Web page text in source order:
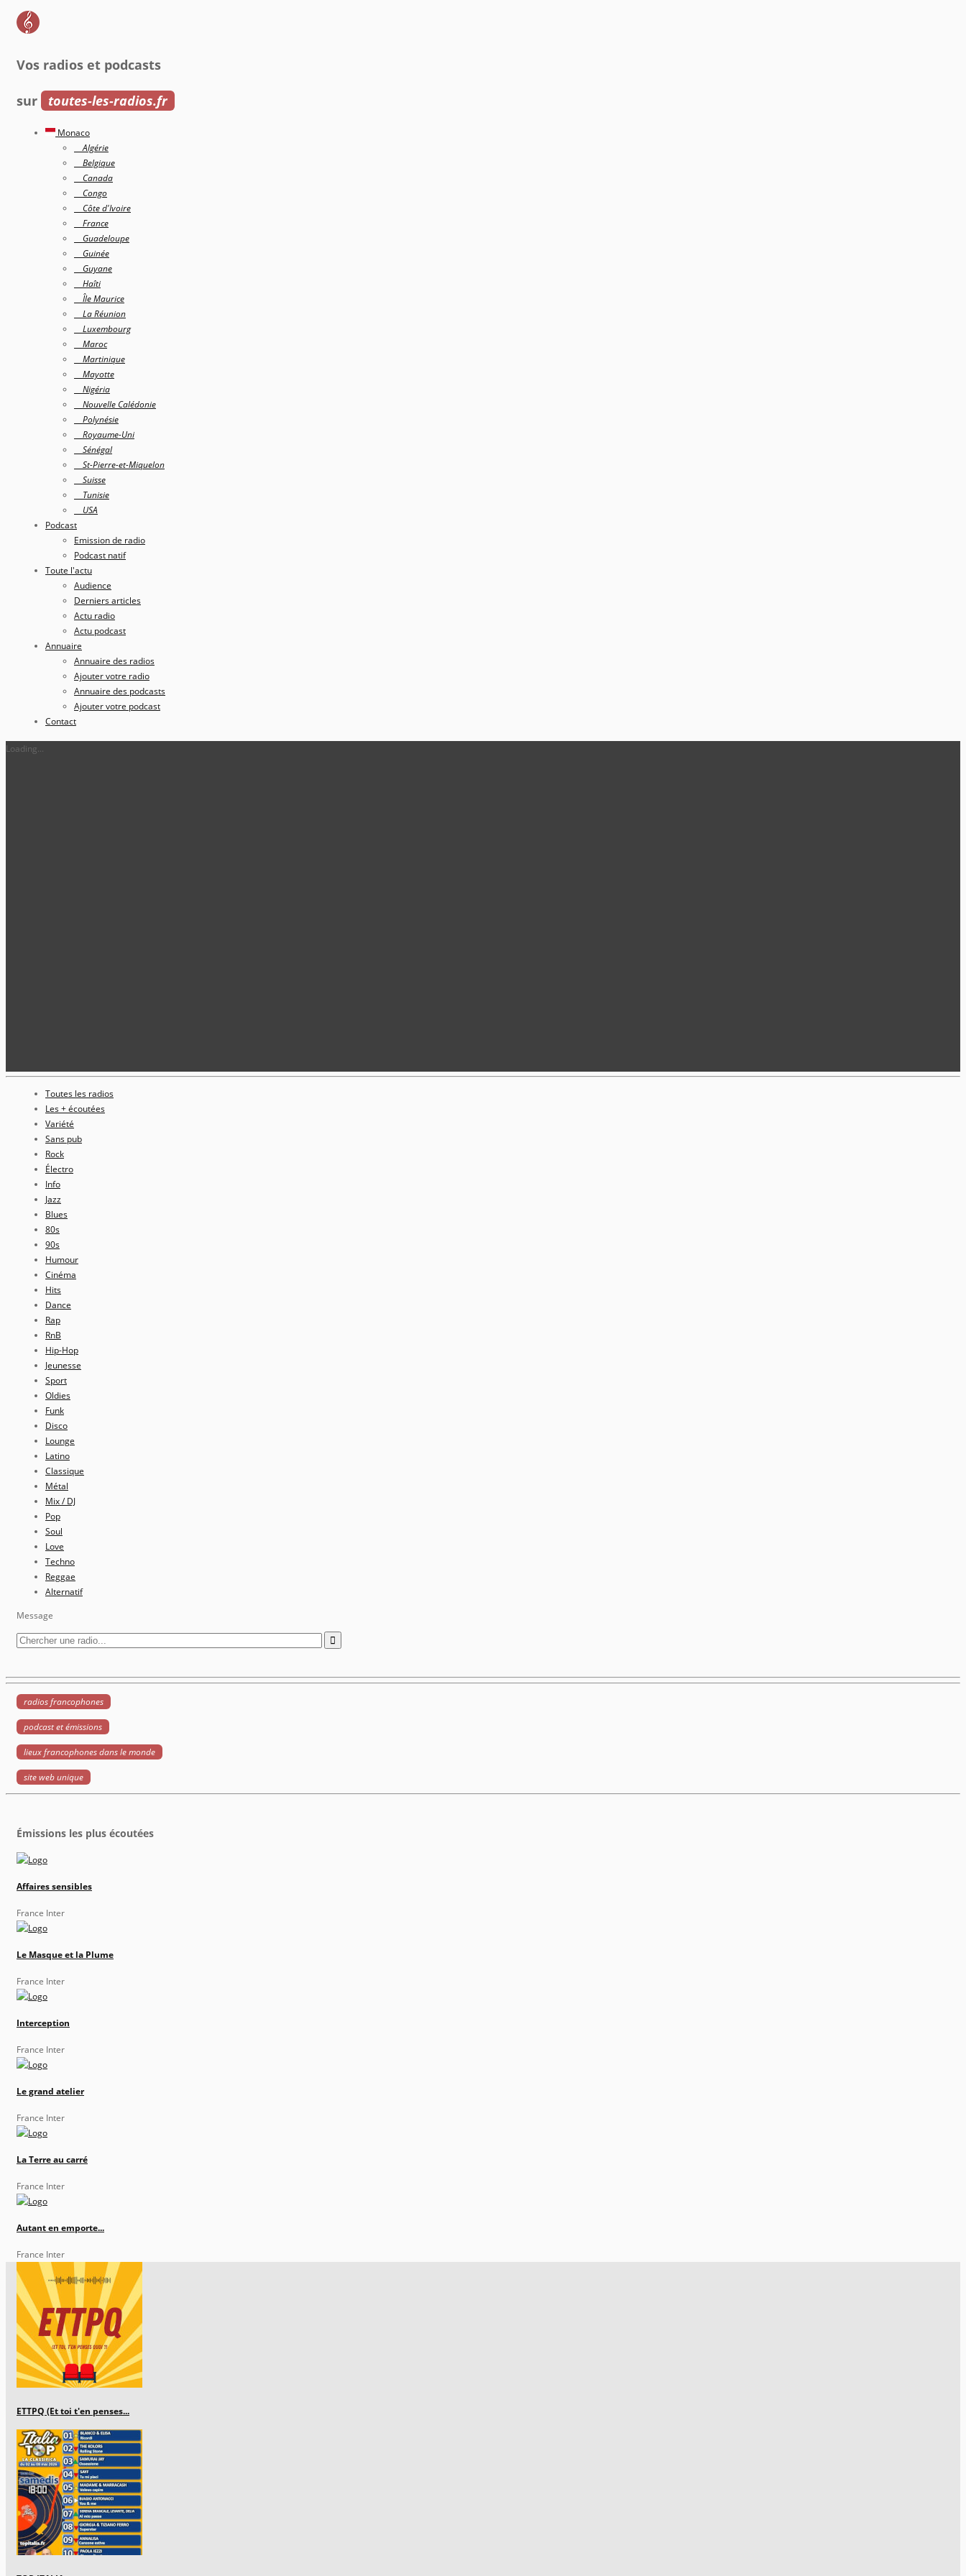
Vos radios et podcasts
sur toutes-les-radios.fr
Monaco
Algérie
Belgique
Canada
Congo
Côte d'Ivoire
France
Guadeloupe
Guinée
Guyane
Haîti
Île Maurice
La Réunion
Luxembourg
Maroc
Martinique
Mayotte
Nigéria
Nouvelle Calédonie
Polynésie
Royaume-Uni
Sénégal
St-Pierre-et-Miquelon
Suisse
Tunisie
USA
Podcast
Emission de radio
Podcast natif
Toute l'actu
Audience
Derniers articles
Actu radio
Actu podcast
Annuaire
Annuaire des radios
Ajouter votre radio
Annuaire des podcasts
Ajouter votre podcast
Contact
Loading...
Toutes les radios
Les + écoutées
Variété
Sans pub
Rock
Électro
Info
Jazz
Blues
80s
90s
Humour
Cinéma
Hits
Dance
Rap
RnB
Hip-Hop
Jeunesse
Sport
Oldies
Funk
Disco
Lounge
Latino
Classique
Métal
Mix / DJ
Pop
Soul
Love
Techno
Reggae
Alternatif
Message
radios francophones
podcast et émissions
lieux francophones dans le monde
site web unique
Émissions les plus écoutées
Affaires sensibles
France Inter
Le Masque et la Plume
France Inter
Interception
France Inter
Le grand atelier
France Inter
La Terre au carré
France Inter
Autant en emporte...
France Inter
ETTPQ (Et toi t'en penses...